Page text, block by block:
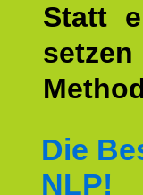
Statt
Die
NLP!